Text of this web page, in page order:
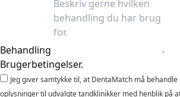
Behandling
Brugerbetingelser.
Jeg giver samtykke til, at DentaMatch må
oplysninger til udvalgte tandklinikker med henblik på